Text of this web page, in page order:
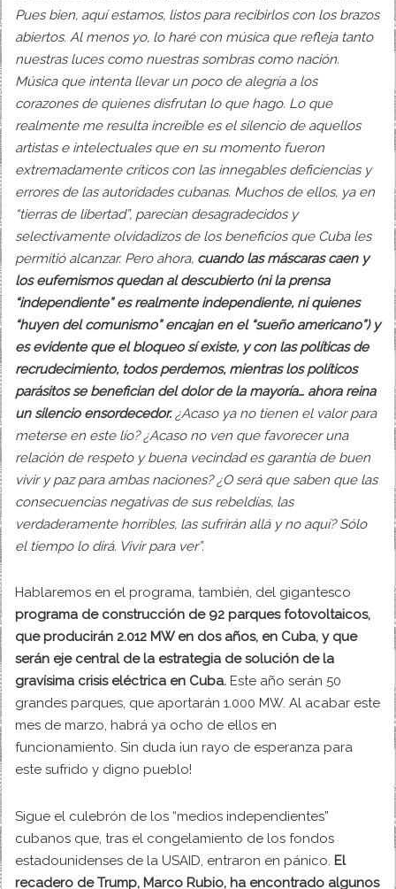
Pues bien, aquí estamos, listos para recibirlos con los brazos
abiertos. Al menos yo, lo haré con música que refleja tanto
nuestras luces como nuestras sombras como nación.
Música que intenta llevar un poco de alegría a los
corazones de quienes disfrutan lo que hago. Lo que
realmente me resulta increíble es el silencio de aquellos
artistas e intelectuales que en su momento fueron
extremadamente críticos con las innegables deficiencias y
errores de las autoridades cubanas. Muchos de ellos, ya en
“tierras de libertad”, parecían desagradecidos y
selectivamente olvidadizos de los beneficios que Cuba les
permitió alcanzar. Pero ahora, cuando las máscaras caen y
los eufemismos quedan al descubierto (ni la prensa
“independiente” es realmente independiente, ni quienes
“huyen del comunismo” encajan en el “sueño americano”) y
es evidente que el bloqueo sí existe, y con las políticas de
recrudecimiento, todos perdemos, mientras los políticos
parásitos se benefician del dolor de la mayoría… ahora reina
un silencio ensordecedor.¿Acaso ya no tienen el valor para
meterse en este lío? ¿Acaso no ven que favorecer una
relación de respeto y buena vecindad es garantía de buen
vivir y paz para ambas naciones? ¿O será que saben que las
consecuencias negativas de sus rebeldías, las
verdaderamente horribles, las sufrirán allá y no aquí? Sólo
el tiempo lo dirá. Vivir para ver”.
Hablaremos en el programa, también, del gigantesco
programa de construcción de 92 parques fotovoltaicos,
que producirán 2.012 MW en dos años, en Cuba, y que
serán eje central de la estrategia de solución de la
gravísima crisis eléctrica en Cuba. Este año serán 50
grandes parques, que aportarán 1.000 MW. Al acabar este
mes de marzo, habrá ya ocho de ellos en
funcionamiento. Sin duda ¡un rayo de esperanza para
este sufrido y digno pueblo!
Sigue el culebrón de los “medios independientes”
cubanos que, tras el congelamiento de los fondos
estadounidenses de la USAID, entraron en pánico. El
recadero de Trump, Marco Rubio, ha encontrado algunos